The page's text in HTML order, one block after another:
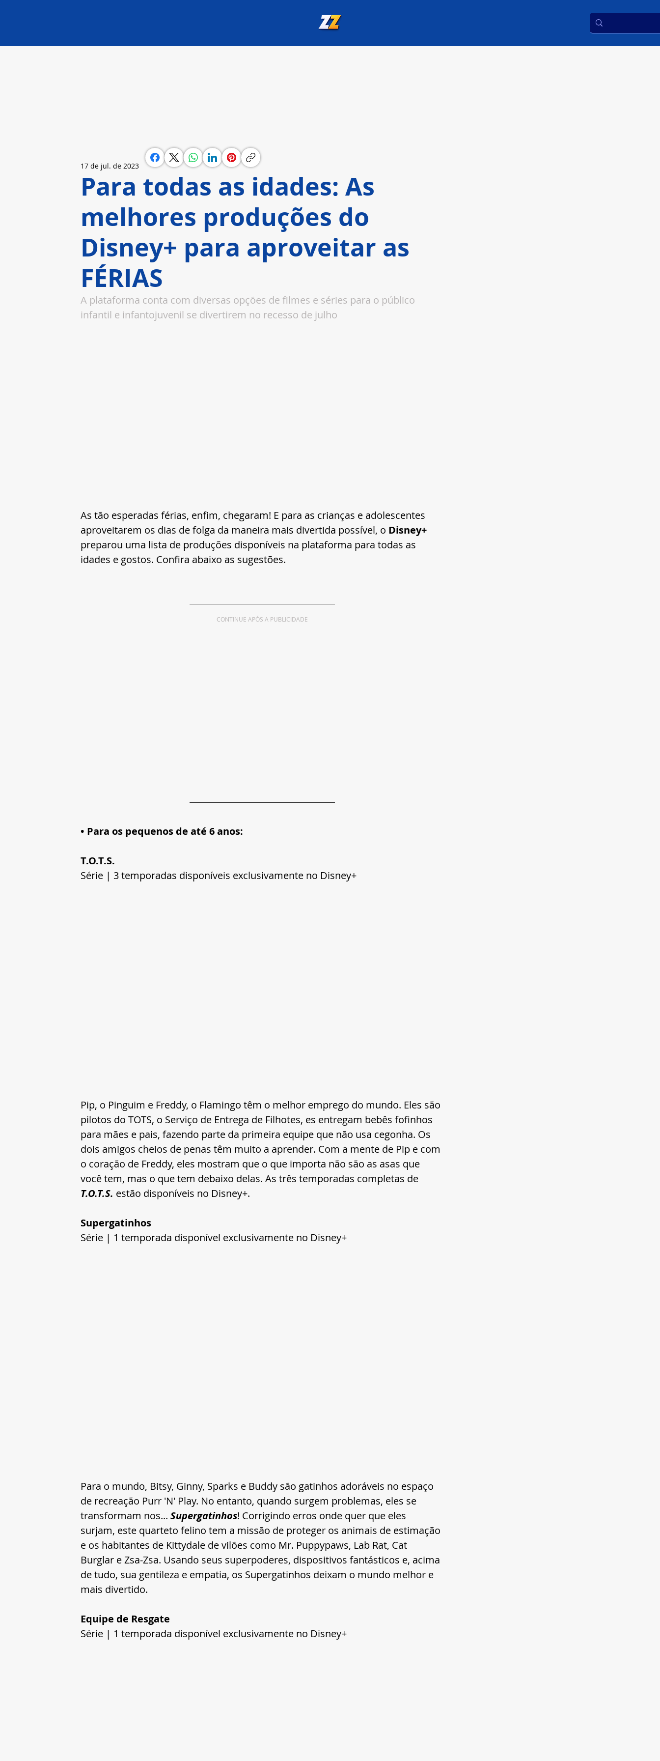
Para todas as idades: As
melhores produções do
Disney+ para aproveitar as
FÉRIAS
17 de jul. de 2023
A plataforma conta com diversas opções de filmes e séries para o público
infantil e infantojuvenil se divertirem no recesso de julho
As tão esperadas férias, enfim, chegaram! E para as crianças e adolescentes
aproveitarem os dias de folga da maneira mais divertida possível, o Disney+
preparou uma lista de produções disponíveis na plataforma para todas as
idades e gostos. Confira abaixo as sugestões.
CONTINUE APÓS A PUBLICIDADE
• Para os pequenos de até 6 anos:
T.O.T.S.
Série | 3 temporadas disponíveis exclusivamente no Disney+
Pip, o Pinguim e Freddy, o Flamingo têm o melhor emprego do mundo. Eles são
pilotos do TOTS, o Serviço de Entrega de Filhotes, es entregam bebês fofinhos
para mães e pais, fazendo parte da primeira equipe que não usa cegonha. Os
dois amigos cheios de penas têm muito a aprender. Com a mente de Pip e com
o coração de Freddy, eles mostram que o que importa não são as asas que
você tem, mas o que tem debaixo delas. As três temporadas completas de
T.O.T.S. estão disponíveis no Disney+.
Supergatinhos
Série | 1 temporada disponível exclusivamente no Disney+
Para o mundo, Bitsy, Ginny, Sparks e Buddy são gatinhos adoráveis no espaço
de recreação Purr 'N' Play. No entanto, quando surgem problemas, eles se
transformam nos... Supergatinhos! Corrigindo erros onde quer que eles
surjam, este quarteto felino tem a missão de proteger os animais de estimação
e os habitantes de Kittydale de vilões como Mr. Puppypaws, Lab Rat, Cat
Burglar e Zsa-Zsa. Usando seus superpoderes, dispositivos fantásticos e, acima
de tudo, sua gentileza e empatia, os Supergatinhos deixam o mundo melhor e
mais divertido.
Equipe de Resgate
Série | 1 temporada disponível exclusivamente no Disney+